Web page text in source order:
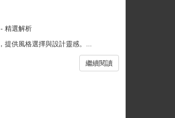
精選解析
供風格選擇與設計靈感。...
繼續閱讀